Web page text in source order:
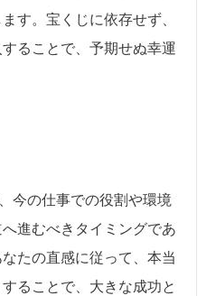
す。宝くじに依存せず、
ることで、予期せぬ幸運
今の仕事での役割や環境
進むべきタイミングであ
たの直感に従って、本当
ることで、大きな成功と